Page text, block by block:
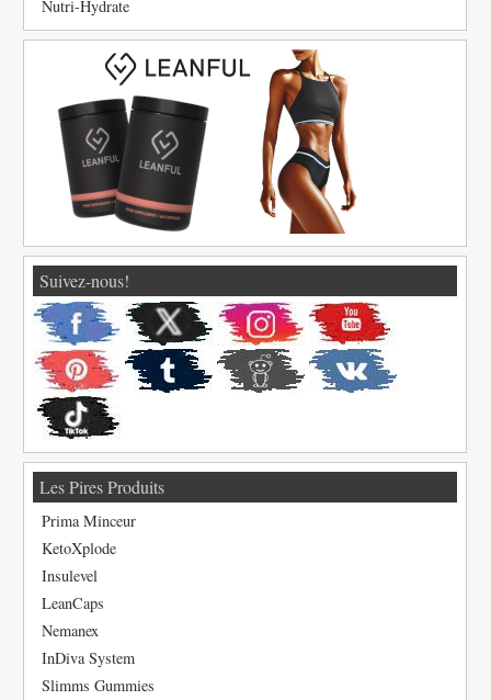
Nutri-Hydrate
Suivez-nous!
Les Pires Produits
Prima Minceur
KetoXplode
Insulevel
LeanCaps
Nemanex
InDiva System
Slimms Gummies